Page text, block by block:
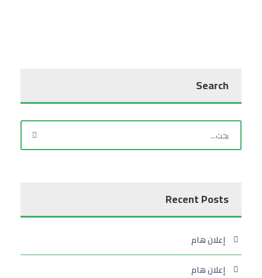
Search
Recent Posts
إعلان هام
إعلان هام